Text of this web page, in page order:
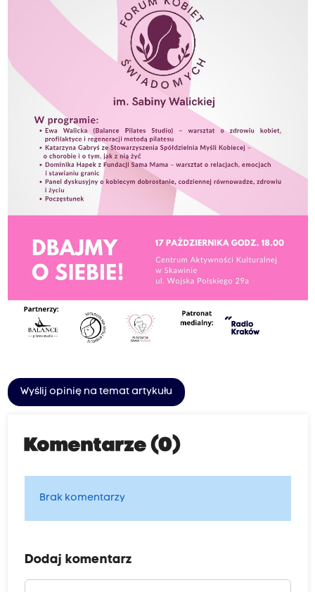
Wyślij opinię na temat artykułu
Komentarze (0)
Brak komentarzy
Dodaj komentarz